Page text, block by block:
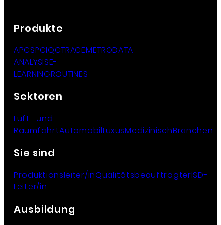
Produkte
APCSPCIQCTRACEMETRODATA
ANALYSISE-
LEARNINGROUTINES
Sektoren
Luft- und
RaumfahrtAutomobilLuxusMedizinischBranchen
Sie sind
Produktionsleiter/inQualitätsbeauftragterISD-
Leiter/in
Ausbildung